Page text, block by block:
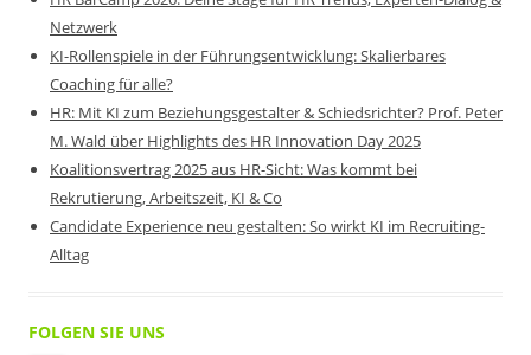
Netzwerk
KI-Rollenspiele in der Führungsentwicklung: Skalierbares
Coaching für alle?
HR: Mit KI zum Beziehungsgestalter & Schiedsrichter? Prof. Peter
M. Wald über Highlights des HR Innovation Day 2025
Koalitionsvertrag 2025 aus HR-Sicht: Was kommt bei
Rekrutierung, Arbeitszeit, KI & Co
Candidate Experience neu gestalten: So wirkt KI im Recruiting-
Alltag
FOLGEN SIE UNS